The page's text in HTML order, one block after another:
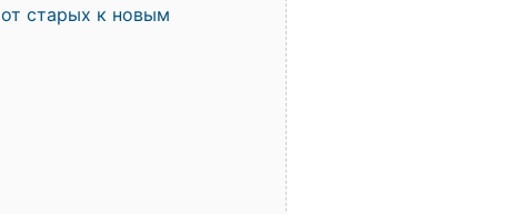
от старых к новым